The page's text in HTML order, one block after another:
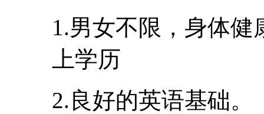
1.男女不限，身体
上学历
2.良好的英语基础。